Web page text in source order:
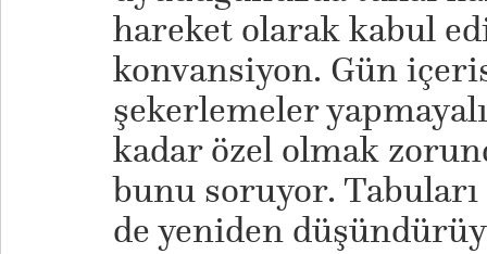
hareket olarak kabul
konvansiyon. Gün
şekerlemeler
kadar özel olmak
bunu soruyor.
de yeniden